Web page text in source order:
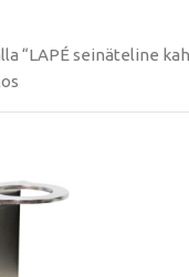
“LAPÉ seinäteline